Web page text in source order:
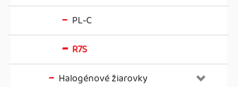
PL-C
R7S
Halogénové žiarovky